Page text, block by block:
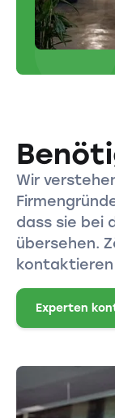
Wir
dass sie bei
übersehen.
kontaktieren
Experten